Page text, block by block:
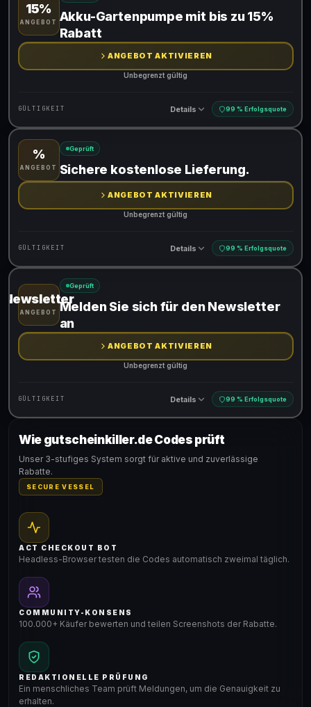
Gültig für teilnehmende Produkte
15%
ANGEBOT Akku-Gartenpumpe mit bis zu 15%
Rabatt
ANGEBOT AKTIVIEREN
Unbegrenzt gültig
GÜLTIGKEIT Details 99 % Erfolgsquote
Gültig für teilnehmende Produkte
%
ANGEBOT
Geprüft
Sichere kostenlose Lieferung.
ANGEBOT AKTIVIEREN
Unbegrenzt gültig
GÜLTIGKEIT Details 99 % Erfolgsquote
Gültig für teilnehmende Produkte
Newsletter
ANGEBOT
Geprüft
Melden Sie sich für den Newsletter
an
ANGEBOT AKTIVIEREN
Unbegrenzt gültig
GÜLTIGKEIT Details 99 % Erfolgsquote
Gültig für teilnehmende Produkte
Wie gutscheinkiller.de Codes prüft
Unser 3-stufiges System sorgt für aktive und zuverlässige
Rabatte.
SECURE VESSEL
ACT CHECKOUT BOT
Headless-Browser testen die Codes automatisch zweimal täglich.
COMMUNITY-KONSENS
100.000+ Käufer bewerten und teilen Screenshots der Rabatte.
REDAKTIONELLE PRÜFUNG
Ein menschliches Team prüft Meldungen, um die Genauigkeit zu
erhalten.